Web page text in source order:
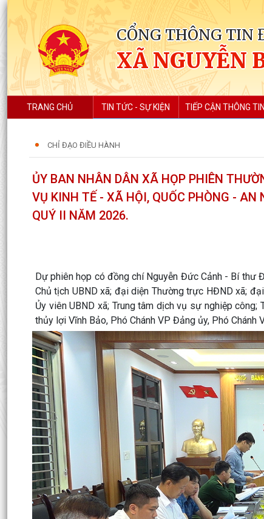
CỔNG THÔNG TIN
XÃ NGUYỄN
TRANG CHỦ TIN TỨC - SỰ KIỆN TIẾP CẬN THÔNG TIN
CHỈ ĐẠO ĐIỀU HÀNH
ỦY BAN NHÂN DÂN XÃ HỌP PHIÊN
VỤ KINH TẾ - XÃ HỘI, QUỐC PHÒNG -
QUÝ II NĂM 2026.
Dự phiên họp có đồng chí Nguyễn Đức Cảnh - Bí thư
Chủ tịch UBND xã; đại diện Thường trực HĐND xã;
Ủy viên UBND xã; Trung tâm dịch vụ sự nghiệp
thủy lợi Vĩnh Bảo, Phó Chánh VP Đảng ủy, Phó Chánh